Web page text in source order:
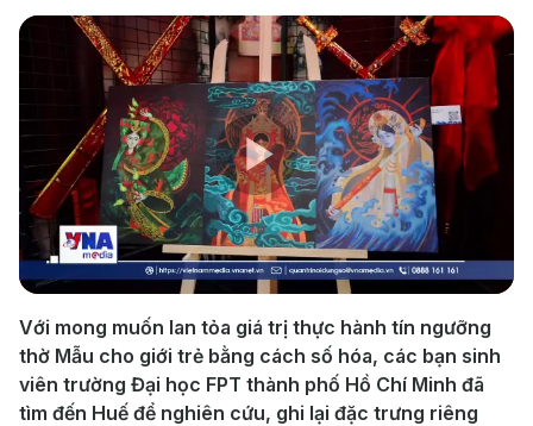
Play
Video
Với mong muốn lan tỏa giá trị thực hành tín ngưỡng
thờ Mẫu cho giới trẻ bằng cách số hóa, các bạn sinh
viên trường Đại học FPT thành phố Hồ Chí Minh đã
tìm đến Huế để nghiên cứu, ghi lại đặc trưng riêng